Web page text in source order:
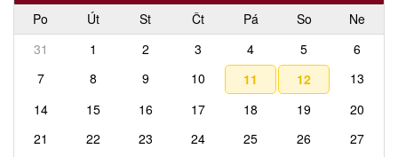
Po
Út St Čt Pá So
Ne
31
1 2 3 4 5
6
7
8 9 10 11 12
13
14
15 16 17 18 19
20
21
22 23 24 25 26
27